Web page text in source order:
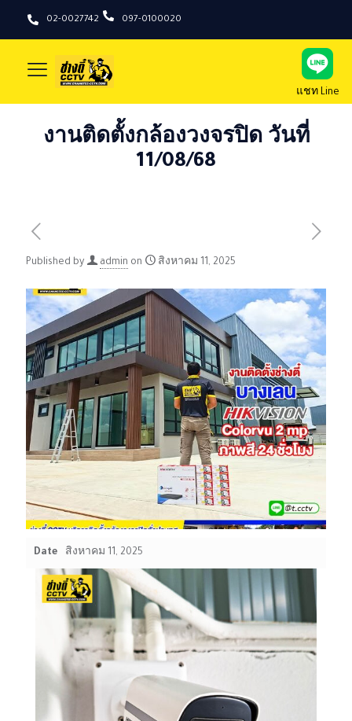
02-0027742 097-0100020
แชท Line
งานติดตั้งกล้องวงจรปิด วันที่
11/08/68
Published by admin on สิงหาคม 11, 2025
Date สิงหาคม 11, 2025